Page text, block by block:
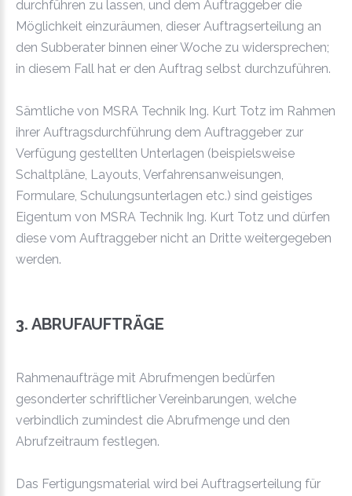
durchführen zu lassen, und dem Auftraggeber die
Möglichkeit einzuräumen, dieser Auftragserteilung an
den Subberater binnen einer Woche zu widersprechen;
in diesem Fall hat er den Auftrag selbst durchzuführen.
Sämtliche von MSRA Technik Ing. Kurt Totz im Rahmen
ihrer Auftragsdurchführung dem Auftraggeber zur
Verfügung gestellten Unterlagen (beispielsweise
Schaltpläne, Layouts, Verfahrensanweisungen,
Formulare, Schulungsunterlagen etc.) sind geistiges
Eigentum von MSRA Technik Ing. Kurt Totz und dürfen
diese vom Auftraggeber nicht an Dritte weitergegeben
werden.
3. ABRUFAUFTRÄGE
Rahmenaufträge mit Abrufmengen bedürfen
gesonderter schriftlicher Vereinbarungen, welche
verbindlich zumindest die Abrufmenge und den
Abrufzeitraum festlegen.
Das Fertigungsmaterial wird bei Auftragserteilung für